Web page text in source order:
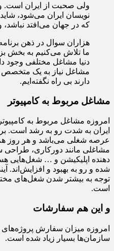
ولی صحبت از ایران است.
نویسان ایران می‌شود،
که در جهان می‌افتد نباشد،
هزاران سوال در ذهن
ما تلاش می‌کنیم به بخش
دنیا مشاغل مختلفی وجود
مشاغل نیاز به یک متخصص
دارند بی راه نگفته‌ایم.
مشاغل مربوط به کامپیوتر
امروزه مشاغل مربوط به
ایران به شدت رو به رشد است.
عرصه شغلی می‌باشد و هر روز
مشاغلی مانند دورکاری، طراحی
دهنده اپلیکیشن و … شغل‌هایی
شده و رو به بهبود و افزایش‌اند.
توجه به بیشتر شدن شغل‌های
است.
و این هم سفارشات
امروزه میزان سفارش
سازمان‌ها بسیار زیاد شده است.